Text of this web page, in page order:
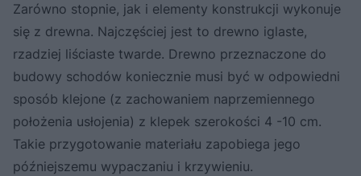
Zarówno stopnie, jak i elementy konstrukcji wykonuje
się z drewna. Najczęściej jest to drewno iglaste,
rzadziej liściaste twarde. Drewno przeznaczone do
budowy schodów koniecznie musi być w odpowiedni
sposób klejone (z zachowaniem naprzemiennego
położenia usłojenia) z klepek szerokości 4 -10 cm.
Takie przygotowanie materiału zapobiega jego
późniejszemu wypaczaniu i krzywieniu.